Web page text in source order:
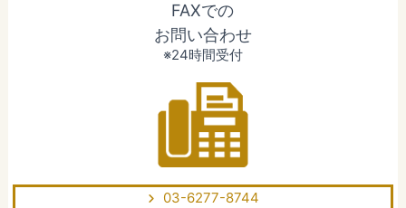
FAXでの
お問い合わせ
※24時間受付
03-6277-8744